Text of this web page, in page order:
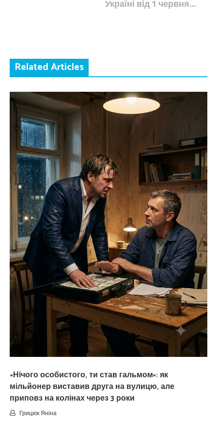
Україні від 1 червня…
Related Articles
«Нічого особистого, ти став гальмом»: як
мільйонер виставив друга на вулицю, але
приповз на колінах через 3 роки
Грицюк Яніна